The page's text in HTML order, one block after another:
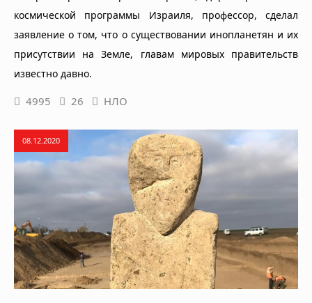
космической программы Израиля, профессор, сделал
заявление о том, что о существовании инопланетян и их
присутствии на Земле, главам мировых правительств
известно давно.
4995 26 НЛО
08.12.2020